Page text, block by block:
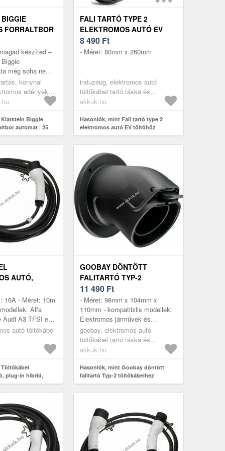
FORRALTBOR
LITER | 30-
W |
ACÉL
készíted –
még soha nem
Legyen szó
konyhai
edények,
Biggie
automat | 25
2000 W |
FALI TARTÓ TYPE 2
ELEKTROMOS AUTÓ EV
TÖLTŐHÖZ
8 490 Ft
- Méret: 80mm x 260mm
induzeug, elektromos autó
töltőkábel tartó táska és
kiegészítők
akkuk.hu
Hasonlók, mint Fali tartó type 2
elektromos autó EV töltőhöz
AUTÓ,
TYPE2
1 FÁZISÚ,
16A - Méret: 10m
Alfa
Audi A3 TFSI e
Audi A6 TFSI e
autó töltőkábel
plug-in hibrid,
1 fázisú, 16A,
GOOBAY DÖNTÖTT
FALITARTÓ TYP-2
TÖLTŐKÁBELHEZ
ELEKTROMOS AUTÓHOZ
HELYTAKARÉKOS
11 490 Ft
- Méret: 98mm x 104mm x
110mm - kompatibilis modellek:
Elektromos járművek és
töltőpontok Typ-2 csatlakozóval
goobay, elektromos autó
töltőkábel tartó táska és
kiegészítők
akkuk.hu
Hasonlók, mint Goobay döntött
falitartó Typ-2 töltőkábelhez
elektromos autóhoz helytakarékos